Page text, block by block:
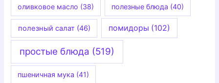
оливковое масло (38) полезные блюда (40)
полезный салат(46) помидоры (102)
простые блюда (519)
пшеничная мука (41)